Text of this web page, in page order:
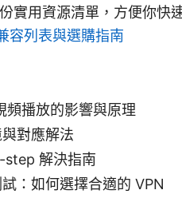
實用資源清單，方便你快
容列表與選購指南
頻播放的影響與原理
對應解法
解決指南
：如何選擇合適的 VPN